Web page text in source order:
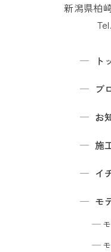
新潟県柏
ト
ブ
お
施
イ
モ